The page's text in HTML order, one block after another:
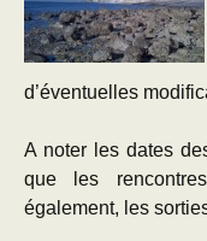
d’éventuelles
A noter les dates
que les
également, les